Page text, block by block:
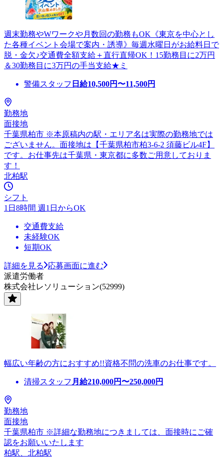
週末勤務やWワークや月数回の勤務もOK《東京を中心とし
た各種イベント会場で案内・誘導》毎週水曜日がお給料日で
脱・金欠♪交通費全額支給＋直行直帰OK！15勤務目に2万円
＆30勤務目に3万円の手当支給★ミ
警備スタッフ 日給10,500円〜11,500円
勤務地
面接地
千葉県柏市 ※本原稿内の駅・エリア名は実際の勤務地では
ございません。面接地は【千葉県柏市柏3-6-2 須藤ビル4F】
です。お仕事先は千葉県・東京都に多数ご用意しておりま
す！
北柏駅
シフト
1日8時間 週1日からOK
交通費支給
未経験OK
短期OK
詳細を見る
応募画面に進む
派遣労働者
株式会社レソリューション(52999)
幅広い年齢の方におすすめ!!資格不問の洗車のお仕事です。
清掃スタッフ 月給210,000円〜250,000円
勤務地
面接地
千葉県柏市 ※詳細な勤務地につきましては、面接時にご確
認をお願いいたします
柏駅、北柏駅